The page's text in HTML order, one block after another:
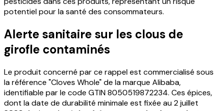
potentiel pour la santé des consommateurs.
Alerte sanitaire sur les clous de
girofle contaminés
Le produit concerné par ce rappel est commercialisé sous
la référence "Cloves Whole" de la marque Alibaba,
identifiable par le code GTIN 8050519872234. Ces épices,
dont la date de durabilité minimale est fixée au 2 juillet